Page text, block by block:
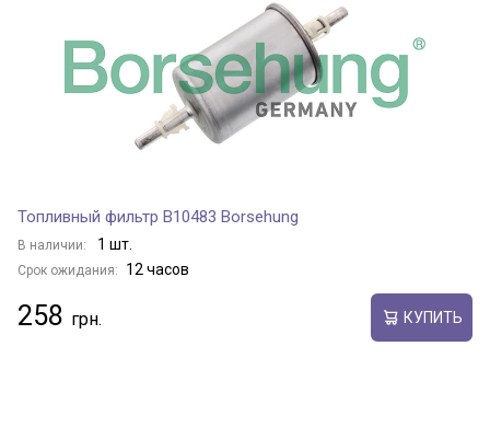
Топливный фильтр B10483 Borsehung
В наличии: 1 шт.
Срок ожидания: 12 часов
258 КУПИТЬ